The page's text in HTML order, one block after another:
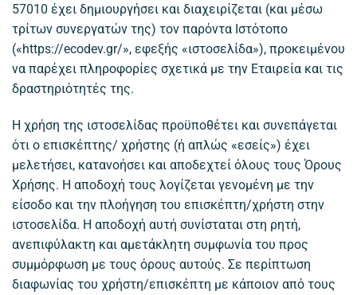
57010 έχει δημιουργήσει και διαχειρίζεται (και μέσω
τρίτων συνεργατών της) τον παρόντα Ιστότοπο
(«https://ecodev.gr/», εφεξής «ιστοσελίδα»), προκειμένου
να παρέχει πληροφορίες σχετικά με την Εταιρεία και τις
δραστηριότητές της.
Η χρήση της ιστοσελίδας προϋποθέτει και συνεπάγεται
ότι ο επισκέπτης/ χρήστης (ή απλώς «εσείς») έχει
μελετήσει, κατανοήσει και αποδεχτεί όλους τους Όρους
Χρήσης. Η αποδοχή τους λογίζεται γενομένη με την
είσοδο και την πλοήγηση του επισκέπτη/χρήστη στην
ιστοσελίδα. Η αποδοχή αυτή συνίσταται στη ρητή,
ανεπιφύλακτη και αμετάκλητη συμφωνία του προς
συμμόρφωση με τους όρους αυτούς. Σε περίπτωση
διαφωνίας του χρήστη/επισκέπτη με κάποιον από τους